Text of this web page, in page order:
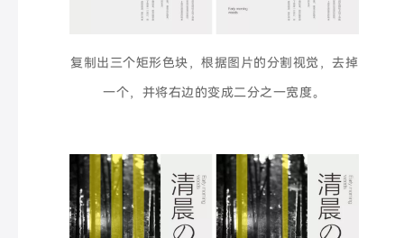
复制出三个矩形色块，根据图片的分割视觉，去掉
一个，并将右边的变成二分之一宽度。